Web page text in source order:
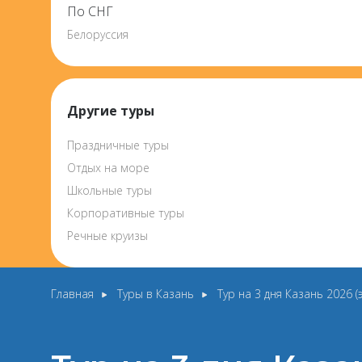
По СНГ
Белоруссия
Другие туры
Праздничные туры
Отдых на море
Школьные туры
Корпоративные туры
Речные круизы
Главная Туры в Казань Тур на 3 дня Казань 2026